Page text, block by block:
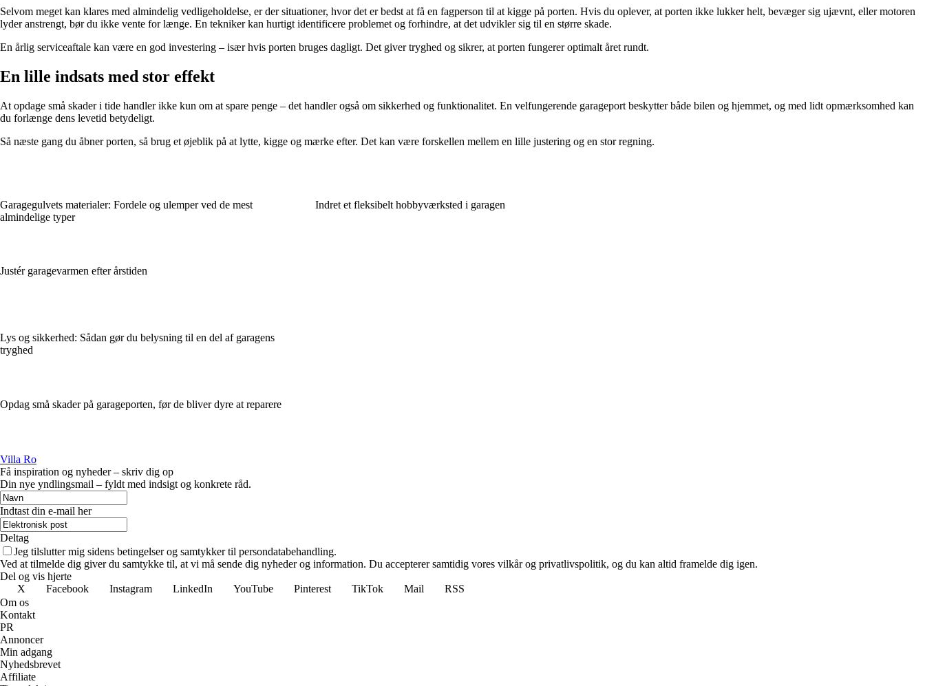
Selvom meget kan klares med almindelig vedligeholdelse, er der situationer, hvor det er bedst at få en fagperson til at kigge på porten. Hvis du oplever, at porten ikke lukker helt, bevæger sig ujævnt, eller motoren
lyder anstrengt, bør du ikke vente for længe. En tekniker kan hurtigt identificere problemet og forhindre, at det udvikler sig til en større skade.
En årlig serviceaftale kan være en god investering – især hvis porten bruges dagligt. Det giver tryghed og sikrer, at porten fungerer optimalt året rundt.
En lille indsats med stor effekt
At opdage små skader i tide handler ikke kun om at spare penge – det handler også om sikkerhed og funktionalitet. En velfungerende garageport beskytter både bilen og hjemmet, og med lidt opmærksomhed kan
du forlænge dens levetid betydeligt.
Så næste gang du åbner porten, så brug et øjeblik på at lytte, kigge og mærke efter. Det kan være forskellen mellem en lille justering og en stor regning.
Garagegulvets materialer: Fordele og ulemper ved de mest
almindelige typer
Justér garagevarmen efter årstiden
Lys og sikkerhed: Sådan gør du belysning til en del af garagens
tryghed
Opdag små skader på garageporten, før de bliver dyre at reparere
Indret et fleksibelt hobbyværksted i garagen
Villa Ro
Få inspiration og nyheder – skriv dig op
Din nye yndlingsmail – fyldt med indsigt og konkrete råd.
Indtast din e-mail her
Deltag
Jeg tilslutter mig sidens betingelser og samtykker til persondatabehandling.
Ved at tilmelde dig giver du samtykke til, at vi må sende dig nyheder og information. Du accepterer samtidig vores vilkår og privatlivspolitik, og du kan altid framelde dig igen.
Del og vis hjerte
X
Facebook Instagram LinkedIn YouTube Pinterest TikTok Mail
RSS
Om os
Kontakt
PR
Annoncer
Min adgang
Nyhedsbrevet
Affiliate